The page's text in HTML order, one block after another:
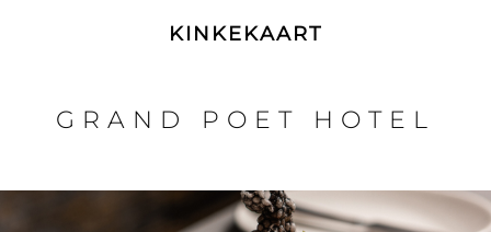
KINKEKAART
GRAND POET HOTEL